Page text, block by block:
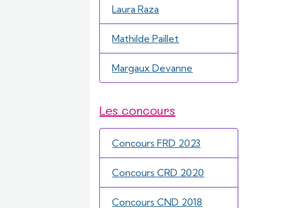
Laura Raza
Mathilde Paillet
Margaux Devanne
Les concours
Concours FRD 2023
Concours CRD 2020
Concours CND 2018